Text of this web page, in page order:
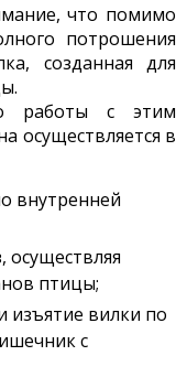
что помимо
потрошения
созданная для
работы с этим
осуществляется в
внутренней
осуществляя
птицы;
изъятие вилки по
с